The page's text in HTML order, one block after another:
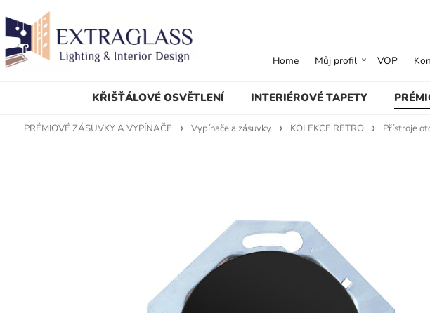
KŘIŠŤÁLOVÉ OSVĚTLENÍ INTERIÉROVÉ TAPETY
Home Můj profil VOP
PRÉMIOVÉ ZÁSUVKY A VYPÍNAČE Vypínače a zásuvky KOLEKCE RETRO Přístroje